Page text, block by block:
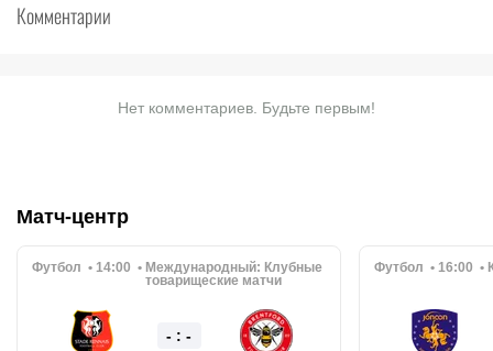
Комментарии
Нет комментариев. Будьте первым!
Матч-центр
Футбол 14:00 Международный: Клубные
товарищеские матчи
- : -
Футбол 16:00